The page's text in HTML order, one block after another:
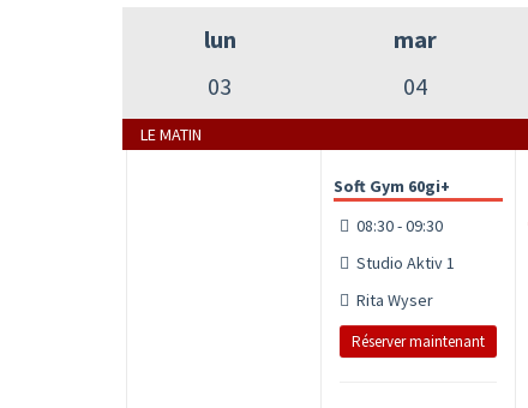
lun
03
mar
04
LE MATIN
Soft Gym 60gi+
08:30 - 09:30
Studio Aktiv 1
Rita Wyser
Réserver maintenant